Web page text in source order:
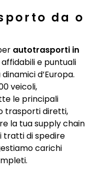
da o
autotrasporti in
e puntuali
d’Europa.
veicoli,
le principali
trasporti diretti,
la tua supply chain
tratti di spedire
carichi